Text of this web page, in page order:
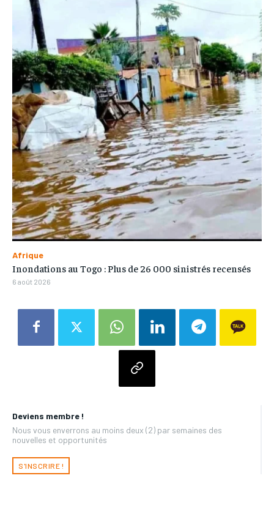
Deviens membre !
Nous vous enverrons au moins deux (2) par semaines des
nouvelles et opportunités
S'INSCRIRE !
Afrique
Inondations au Togo : Plus de 26 000 sinistrés recensés
6 août 2026